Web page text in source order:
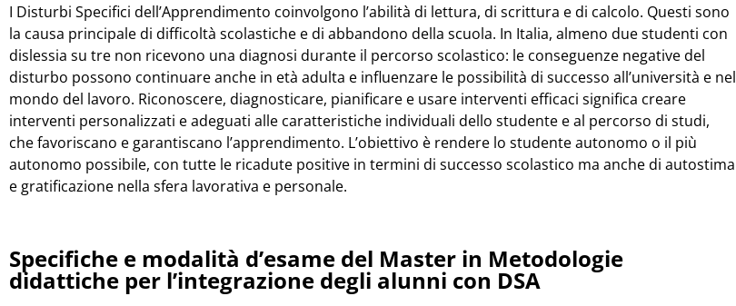
I Disturbi Specifici dell’Apprendimento coinvolgono l’abilità di lettura, di scrittura e di calcolo. Questi sono
la causa principale di difficoltà scolastiche e di abbandono della scuola. In Italia, almeno due studenti con
dislessia su tre non ricevono una diagnosi durante il percorso scolastico: le conseguenze negative del
disturbo possono continuare anche in età adulta e influenzare le possibilità di successo all’università e nel
mondo del lavoro. Riconoscere, diagnosticare, pianificare e usare interventi efficaci significa creare
interventi personalizzati e adeguati alle caratteristiche individuali dello studente e al percorso di studi,
che favoriscano e garantiscano l’apprendimento. L’obiettivo è rendere lo studente autonomo o il più
autonomo possibile, con tutte le ricadute positive in termini di successo scolastico ma anche di autostima
e gratificazione nella sfera lavorativa e personale.
Specifiche e modalità d’esame del Master in Metodologie
didattiche per l’integrazione degli alunni con DSA